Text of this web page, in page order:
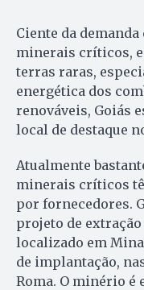
Ciente da
minerais críticos,
terras raras,
energética dos
renováveis, Goiás
local de destaque
Atualmente
minerais críticos
por fornecedores.
projeto de
localizado em
de implantação,
Roma. O minério é